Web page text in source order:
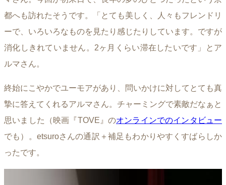
都へも訪れたそうです。「とても美しく、人々もフレンドリ
ーで、いろいろなものを見たり感じたりしています。ですが
消化しきれていません。2ヶ月くらい滞在したいです」とア
ルマさん。
終始にこやかでユーモアがあり、問いかけに対してとても真
摯に答えてくれるアルマさん。チャーミングで素敵だなぁと
思いました（映画『TOVE』のオンラインでのインタビュー
でも）。etsuroさんの通訳＋補足もわかりやすくすばらしか
ったです。